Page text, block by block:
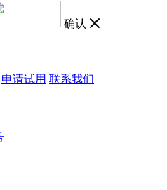
确认
申请试用 联系我们